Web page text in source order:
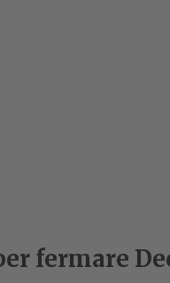
fermare